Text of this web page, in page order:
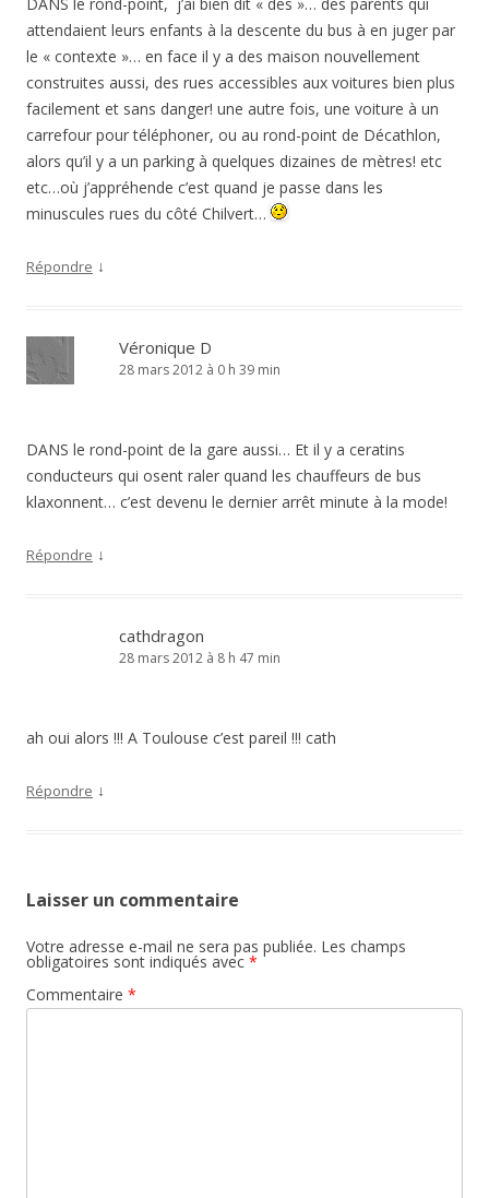
attendaient leurs enfants à la descente du bus à en juger par
le « contexte »… en face il y a des maison nouvellement
construites aussi, des rues accessibles aux voitures bien plus
facilement et sans danger! une autre fois, une voiture à un
carrefour pour téléphoner, ou au rond-point de Décathlon,
alors qu’il y a un parking à quelques dizaines de mètres! etc
etc…où j’appréhende c’est quand je passe dans les
minuscules rues du côté Chilvert…
Répondre ↓
Véronique D
28 mars 2012 à 0 h 39 min
DANS le rond-point de la gare aussi… Et il y a ceratins
conducteurs qui osent raler quand les chauffeurs de bus
klaxonnent… c’est devenu le dernier arrêt minute à la mode!
Répondre ↓
cathdragon
28 mars 2012 à 8 h 47 min
ah oui alors !!! A Toulouse c’est pareil !!! cath
Répondre ↓
Laisser un commentaire
Votre adresse e-mail ne sera pas publiée. Les champs
obligatoires sont indiqués avec *
Commentaire *